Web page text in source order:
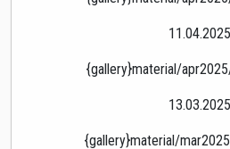
11.04.2025
{gallery}material/
13.03.2025
{gallery}material/